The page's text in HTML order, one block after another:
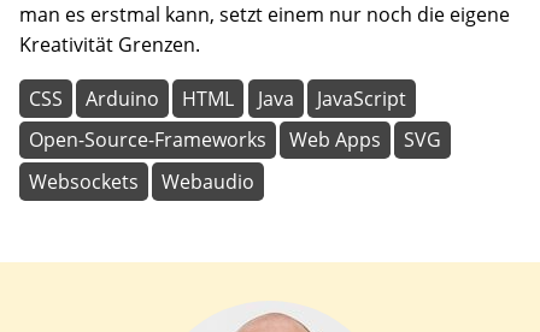
man es erstmal kann, setzt einem nur noch die eigene
Kreativität Grenzen.
CSS Arduino HTML Java
JavaScript
Open-Source-Frameworks
Web Apps
SVG
Websockets
Webaudio